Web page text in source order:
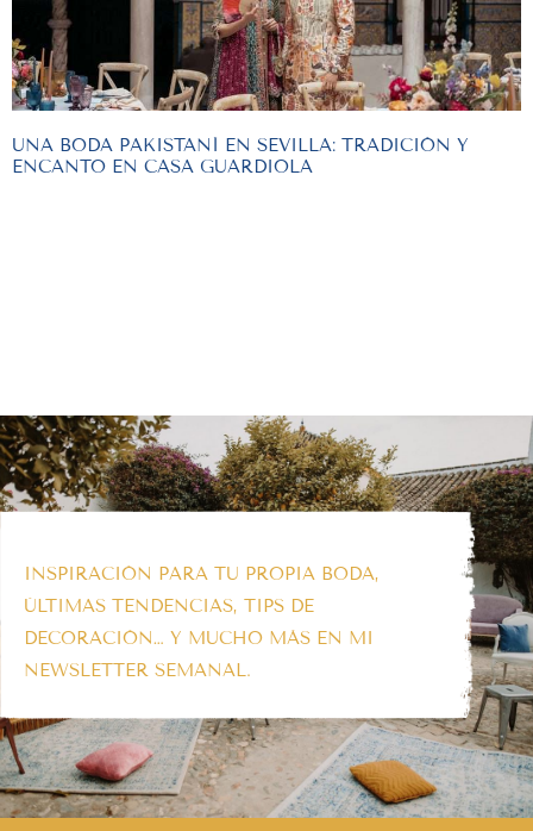
UNA BODA PAKISTANÍ EN SEVILLA: TRADICIÓN Y
ENCANTO EN CASA GUARDIOLA
INSPIRACIÓN PARA TU PROPIA BODA,
ÚLTIMAS TENDENCIAS, TIPS DE
DECORACIÓN… Y MUCHO MÁS EN MI
NEWSLETTER SEMANAL.